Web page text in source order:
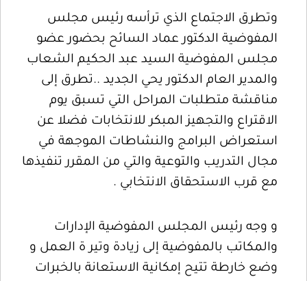
وتطرق الاجتماع الذي ترأسه رئيس مجلس
المفوضية الدكتور عماد السائح بحضور عضو
مجلس المفوضية السيد عبد الحكيم الشعاب
والمدير العام الدكتور يحي الجديد ..تطرق إلى
مناقشة متطلبات المراحل التي تسبق يوم
الاقتراع والتجهيز المبكر للانتخابات فضلا عن
استعراض البرامج والنشاطات الموجهة في
مجال التدريب والتوعية والتي من المقرر تنفيذها
مع قرب الاستحقاق الانتخابي .
و وجه رئيس المجلس المفوضية الإدارات
والمكاتب بالمفوضية إلى زيادة وتير ة العمل و
وضع خارطة تتيح إمكانية الاستعانة بالخبرات